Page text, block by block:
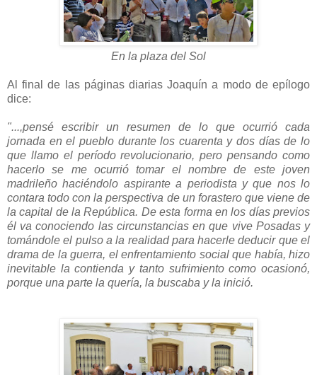
En la plaza del Sol
Al final de las páginas diarias Joaquín a modo de epílogo
dice:
"...,pensé escribir un resumen de lo que ocurrió cada
jornada en el pueblo durante los cuarenta y dos días de lo
que llamo el período revolucionario, pero pensando como
hacerlo se me ocurrió tomar el nombre de este joven
madrileño haciéndolo aspirante a periodista y que nos lo
contara todo con la perspectiva de un forastero que viene de
la capital de la República. De esta forma en los días previos
él va conociendo las circunstancias en que vive Posadas y
tomándole el pulso a la realidad para hacerle deducir que el
drama de la guerra, el enfrentamiento social que había, hizo
inevitable la contienda y tanto sufrimiento como ocasionó,
porque una parte la quería, la buscaba y la inició.